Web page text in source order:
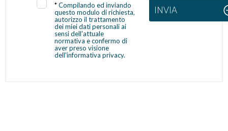
*Compilando ed inviando
questo modulo di richiesta,
autorizzo il trattamento
dei miei dati personali ai
sensi dell'attuale
normativa e confermo di
aver preso visione
dell'informativa privacy.
INVIA